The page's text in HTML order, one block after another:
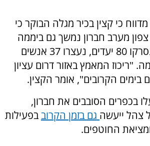
כי קצין בכיר מגלה הבוקר כי
צפון מערב חברון נמשך גם ביממה
האחרונה. הלילה נסרקו 80 יעדים, נעצרו 37 אנשים
"ריכוז המאמץ באזור דרום עציון
בימים הקרובים", אומר הקצין.
בכפרים הסובבים את חברון,
צהל ייעשה גם בזמן הקרובבפעילות
החוטפים.